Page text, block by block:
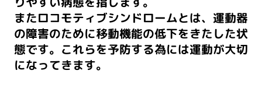
またロコモティブシンドロームとは、運動器
の障害のために移動機能の低下をきたした状
態です。 これらを予防する為には運動が大切
になってきます。